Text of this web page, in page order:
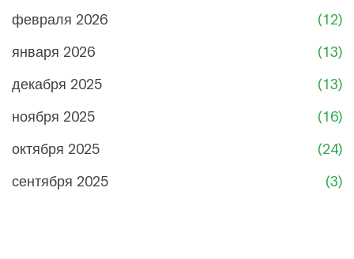
февраля 2026
(12)
января 2026
(13)
декабря 2025
(13)
ноября 2025
(16)
октября 2025
(24)
сентября 2025
(3)